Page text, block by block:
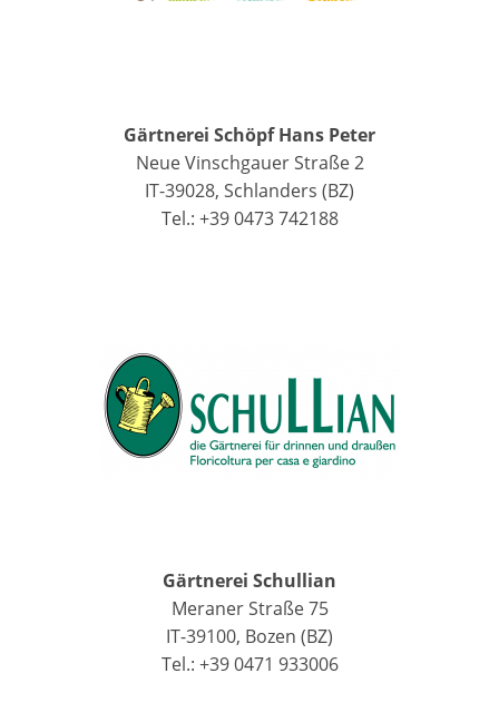
Gärtnerei Schöpf Hans Peter
Neue Vinschgauer Straße 2
IT-39028, Schlanders (BZ)
Tel.: +39 0473 742188
Gärtnerei Schullian
Meraner Straße 75
IT-39100, Bozen (BZ)
Tel.: +39 0471 933006